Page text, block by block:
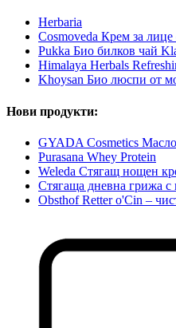
Herbaria
Cosmoveda Крем за лице
Pukka Био билков чай
Himalaya Herbals
Khoysan Био люспи от
Нови продукти:
GYADA Cosmetics
Purasana Whey Protein
Weleda Стягащ нощен
Стягаща дневна грижа с
Obsthof Retter o'Cin –